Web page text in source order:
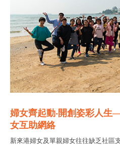
婦女齊起動‧開創姿彩人生
女互助網絡
新來港婦女及單親婦女往往缺乏社區